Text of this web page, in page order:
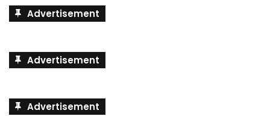
Advertisement
Advertisement
Advertisement